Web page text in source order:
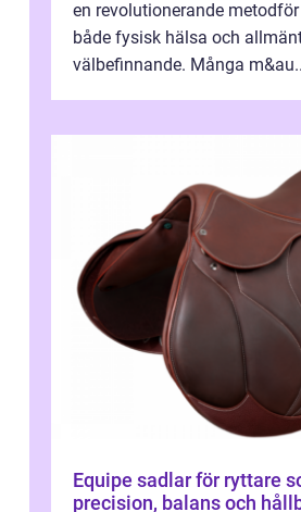
en revolutionerande
både fysisk hälsa och
välbefinnande. Många
Equipe sadlar för ryttare som vill ha
precision, balans och